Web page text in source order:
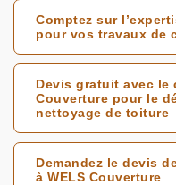
Comptez sur
pour vos travaux de
Devis gratuit avec le
Couverture pour le
nettoyage de toiture
Demandez le devis
à WELS Couverture